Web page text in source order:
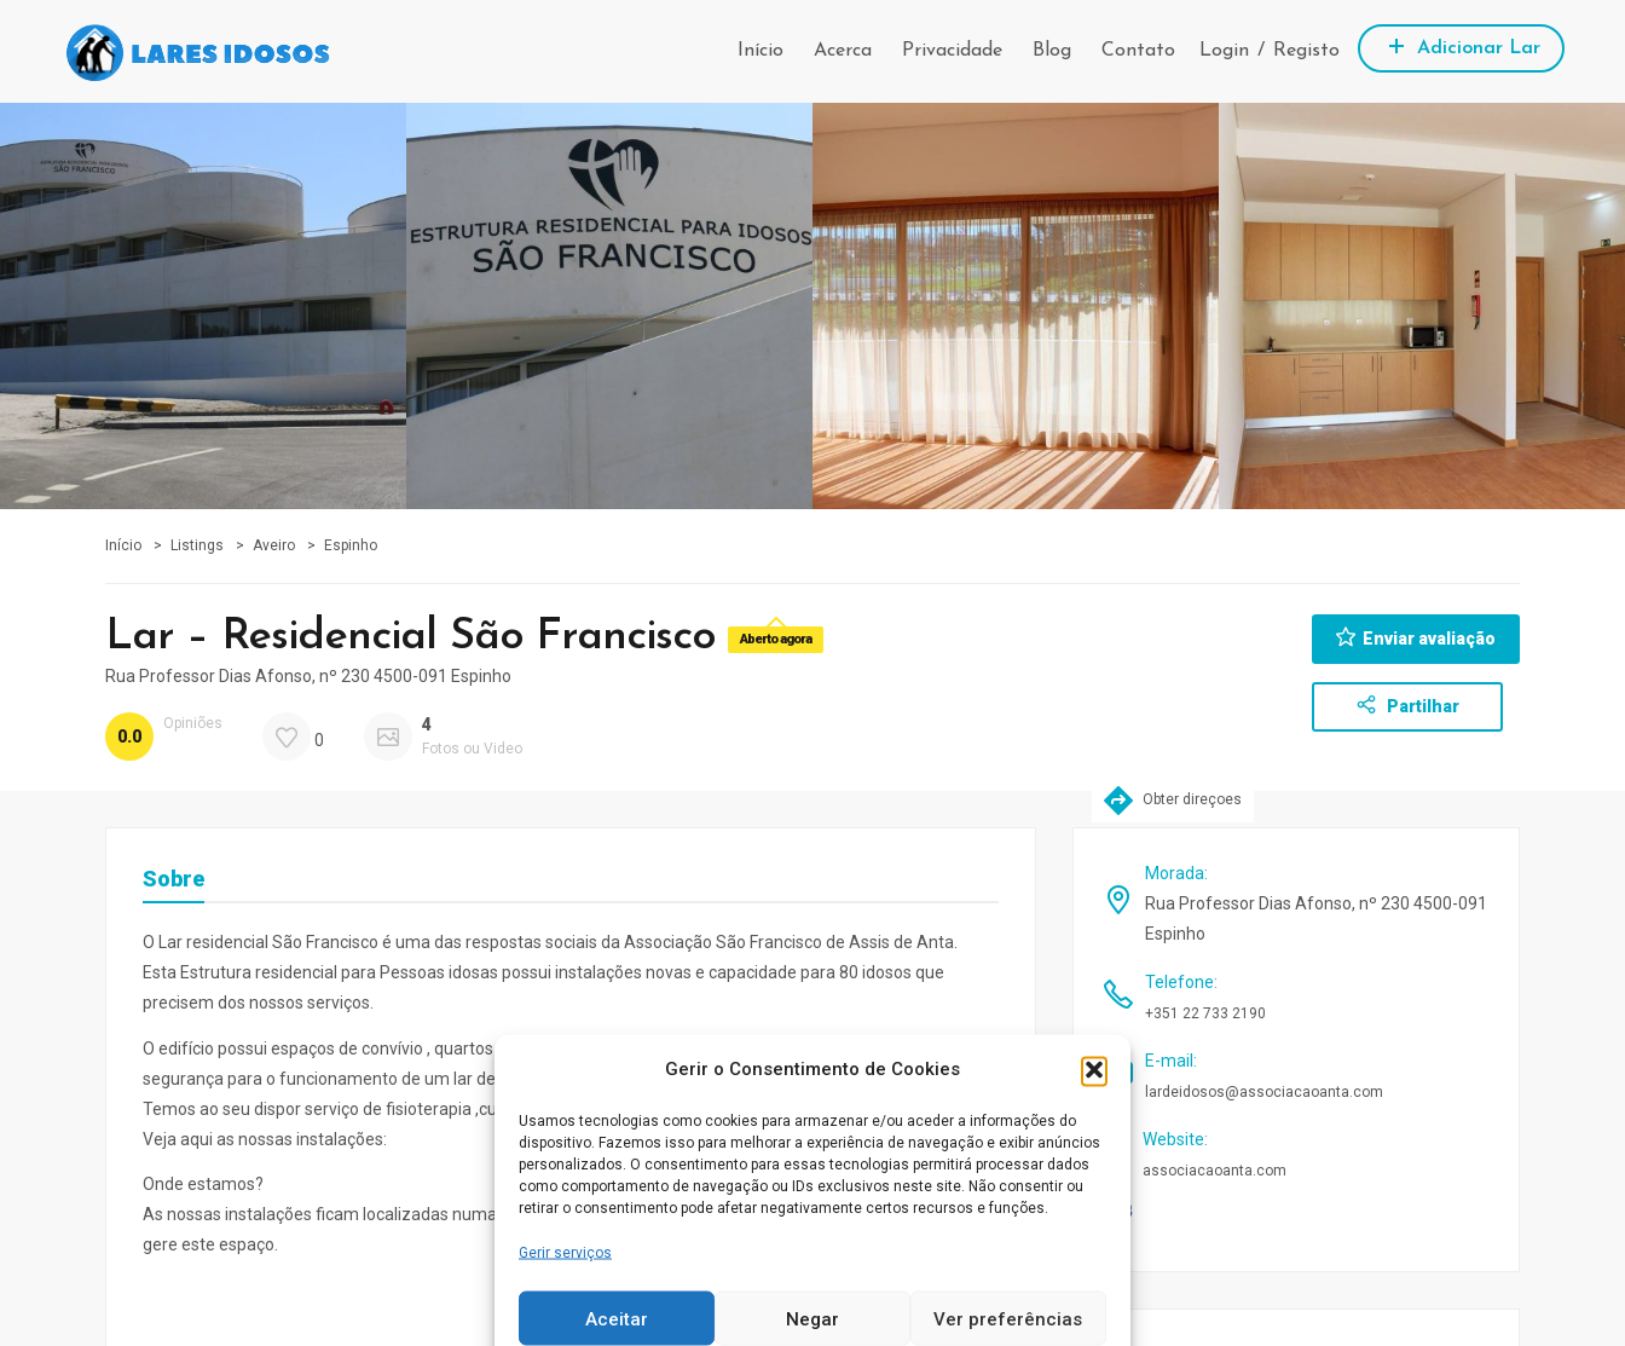
Gerir o Consentimento de Cookies
Usamos tecnologias como cookies para armazenar e/ou aceder a informações do
dispositivo. Fazemos isso para melhorar a experiência de navegação e exibir anúncios
personalizados. O consentimento para essas tecnologias permitirá processar dados
como comportamento de navegação ou IDs exclusivos neste site. Não consentir ou
retirar o consentimento pode afetar negativamente certos recursos e funções.
Gerir serviços
Aceitar Negar Ver preferências
Início Acerca Privacidade Blog Contato Login / Registo Adicionar Lar
Início Listings Aveiro Espinho
Lar – Residencial São Francisco Aberto agora
Rua Professor Dias Afonso, nº 230 4500-091 Espinho
0.0
Opiniões
0
4
Fotos ou Video
Enviar avaliação
Partilhar
Sobre
O Lar residencial São Francisco é uma das respostas sociais da Associação São Francisco de Assis de Anta.
Esta Estrutura residencial para Pessoas idosas possui instalações novas e capacidade para 80 idosos que
precisem dos nossos serviços.
O edifício possui espaços de convívio , quartos duplos e suites individuais e todas as diretrizes e condições de
segurança para o funcionamento de um lar de idosos.
Temos ao seu dispor serviço de fisioterapia ,cuidados de enfermagem e médicos.
Veja aqui as nossas instalações:
Onde estamos?
As nossas instalações ficam localizadas numa vila do concelho de Espinho que empresta o seu nome à IPSS que
gere este espaço.
Obter direçoes
Morada:
Rua Professor Dias Afonso, nº 230 4500-091
Espinho
Telefone:
+351 22 733 2190
E-mail :
lardeidosos@associacaoanta.com
Website:
associacaoanta.com